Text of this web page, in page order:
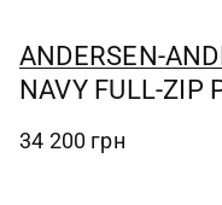
ANDERSEN-
NAVY FULL-ZIP
34 200 грн